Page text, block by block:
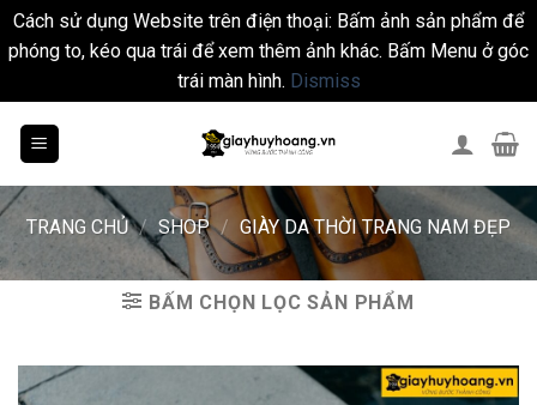
Cách sử dụng Website trên điện thoại: Bấm ảnh sản phẩm để
phóng to, kéo qua trái để xem thêm ảnh khác. Bấm Menu ở góc
trái màn hình. Dismiss
TRANG CHỦ / SHOP / GIÀY DA THỜI TRANG NAM ĐẸP
BẤM CHỌN LỌC SẢN PHẨM